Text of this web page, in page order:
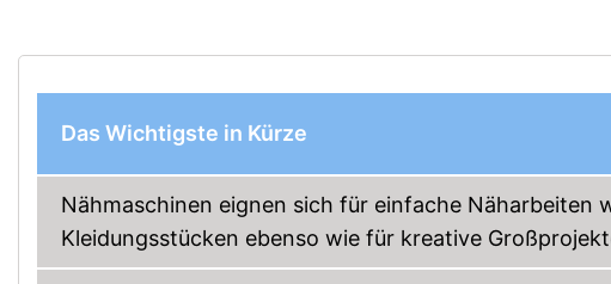
Das Wichtigste in Kürze
Nähmaschinen eignen sich für einfache Näharbeiten
Kleidungsstücken ebenso wie für kreative